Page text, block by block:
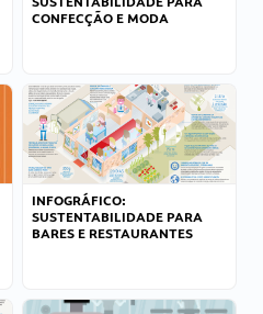
CONFECÇÃO E MODA
INFOGRÁFICO:
SUSTENTABILIDADE PARA
BARES E RESTAURANTES